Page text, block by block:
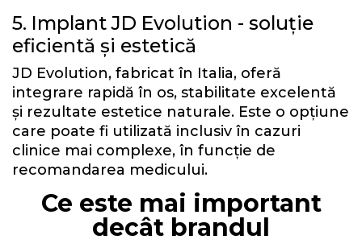
5. Implant JD Evolution - soluție
eficientă și estetică
JD Evolution, fabricat în Italia, oferă
integrare rapidă în os, stabilitate excelentă
și rezultate estetice naturale. Este o opțiune
care poate fi utilizată inclusiv în cazuri
clinice mai complexe, în funcție de
recomandarea medicului.
Ce este mai important
decât brandul